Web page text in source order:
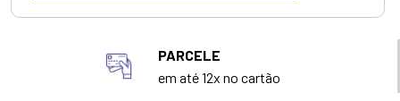
PARCELE
em até 12x no cartão